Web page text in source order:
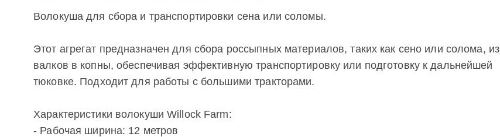
Волокуша для сбора и транспортировки сена или соломы.
Этот агрегат предназначен для сбора россыпных материалов, таких как сено или солома, из
валков в копны, обеспечивая эффективную транспортировку или подготовку к дальнейшей
тюковке. Подходит для работы с большими тракторами.
Характеристики волокуши Willock Farm:
- Рабочая ширина: 12 метров